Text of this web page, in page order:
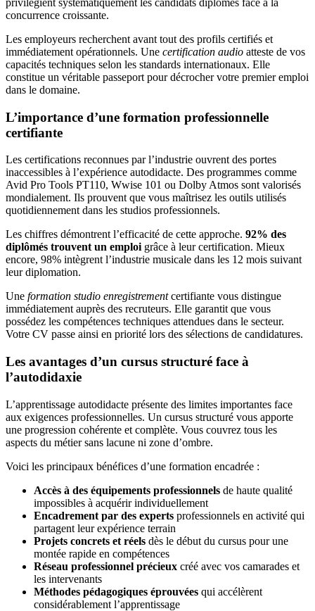
concurrence croissante.
Les employeurs recherchent avant tout des profils certifiés et
immédiatement opérationnels. Une certification audio atteste de vos
capacités techniques selon les standards internationaux. Elle
constitue un véritable passeport pour décrocher votre premier emploi
dans le domaine.
L’importance d’une formation professionnelle
certifiante
Les certifications reconnues par l’industrie ouvrent des portes
inaccessibles à l’expérience autodidacte. Des programmes comme
Avid Pro Tools PT110, Wwise 101 ou Dolby Atmos sont valorisés
mondialement. Ils prouvent que vous maîtrisez les outils utilisés
quotidiennement dans les studios professionnels.
Les chiffres démontrent l’efficacité de cette approche. 92% des
diplômés trouvent un emploi grâce à leur certification. Mieux
encore, 98% intègrent l’industrie musicale dans les 12 mois suivant
leur diplomation.
Une formation studio enregistrementcertifiante vous distingue
immédiatement auprès des recruteurs. Elle garantit que vous
possédez les compétences techniques attendues dans le secteur.
Votre CV passe ainsi en priorité lors des sélections de candidatures.
Les avantages d’un cursus structuré face à
l’autodidaxie
L’apprentissage autodidacte présente des limites importantes face
aux exigences professionnelles. Un cursus structuré vous apporte
une progression cohérente et complète. Vous couvrez tous les
aspects du métier sans lacune ni zone d’ombre.
Voici les principaux bénéfices d’une formation encadrée :
Accès à des équipements professionnels de haute qualité
impossibles à acquérir individuellement
Encadrement par des experts professionnels en activité qui
partagent leur expérience terrain
Projets concrets et réels dès le début du cursus pour une
montée rapide en compétences
Réseau professionnel précieux créé avec vos camarades et
les intervenants
Méthodes pédagogiques éprouvées qui accélèrent
considérablement l’apprentissage